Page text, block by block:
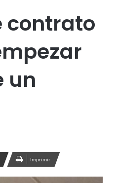
contrato
un
Imprimir